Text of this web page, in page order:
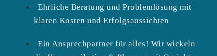
Ehrliche Beratung und Problemlösung mit
klaren Kosten und Erfolgsaussichten
Ein Ansprechpartner für alles! Wir wickeln